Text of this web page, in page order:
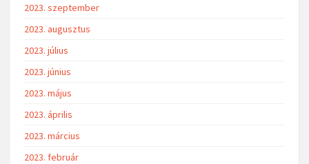
2023. szeptember
2023. augusztus
2023. július
2023. június
2023. május
2023. április
2023. március
2023. február